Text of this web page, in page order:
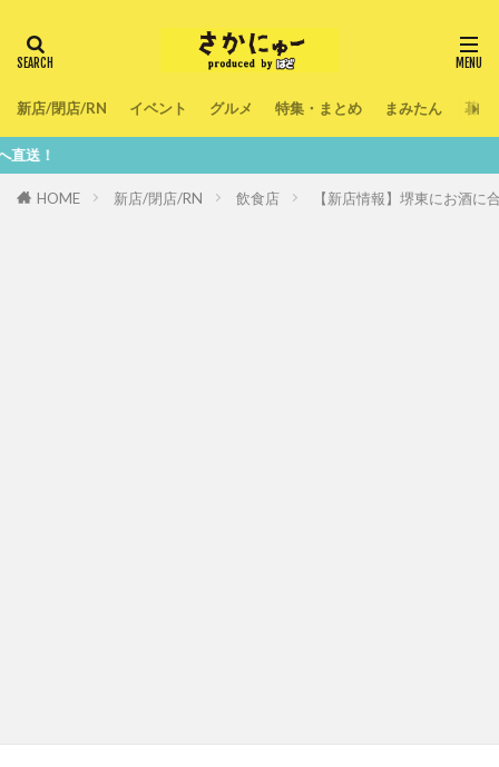
新店/閉店/RN イベント グルメ 特集・まとめ まみたん 暮ら
HOME 新店/閉店/RN 飲食店 【新店情報】堺東にお酒に